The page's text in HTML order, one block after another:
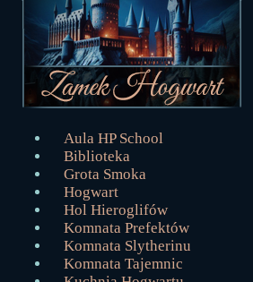
Aula HP School
Biblioteka
Grota Smoka
Hogwart
Hol Hieroglifów
Komnata Prefektów
Komnata Slytherinu
Komnata Tajemnic